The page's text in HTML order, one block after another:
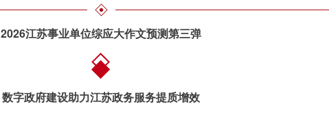
2026江苏事业单位综应大作文预测第三弹
数字政府建设助力江苏政务服务提质增效